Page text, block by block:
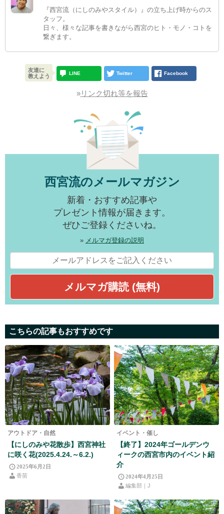
『西宮流（にしのみやスタイル）』の立ち上げ時からのス
タッフ。
日々、様々な記事を書きながら西宮のヒト・モノ・コトを
繋ぎます。
友達に
教えよう
LINE Twitter Facebook
»リンク切れ等を報告
西宮流のメールマガジン
新着・おすすめ記事や
プレゼント情報が届きます。
ぜひご登録くださいね。
» メルマガ登録の説明
こちらの記事もおすすめです
アウトドア・自然
【にしのみや花散歩】西宮神社
に咲く花(2025.4.24.～6.2.)
2025年6月2日
香苗
イベント・催し
【終了】2024年ゴールデンウ
ィークの西宮市内のイベント紹
介
2024年4月25日
編集部｜J